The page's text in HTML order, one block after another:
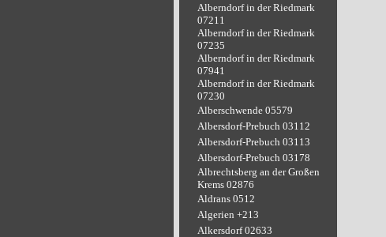
Alberndorf in der Riedmark
07211
Alberndorf in der Riedmark
07235
Alberndorf in der Riedmark
07941
Alberndorf in der Riedmark
07230
Alberschwende 05579
Albersdorf-Prebuch 03112
Albersdorf-Prebuch 03113
Albersdorf-Prebuch 03178
Albrechtsberg an der Großen
Krems 02876
Aldrans 0512
Algerien +213
Alkersdorf 02633